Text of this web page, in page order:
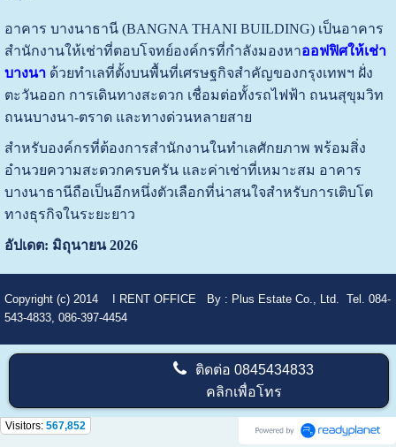
อาคาร บางนาธานี (BANGNA THANI BUILDING) เป็นอาคาร
สำนักงานให้เช่าที่ตอบโจทย์องค์กรที่กำลังมองหาออฟฟิศให้เช่า
บางนา ด้วยทำเลที่ตั้งบนพื้นที่เศรษฐกิจสำคัญของกรุงเทพฯ ฝั่ง
ตะวันออก การเดินทางสะดวก เชื่อมต่อทั้งรถไฟฟ้า ถนนสุขุมวิท
ถนนบางนา-ตราด และทางด่วนหลายสาย
สำหรับองค์กรที่ต้องการสำนักงานในทำเลศักยภาพ พร้อมสิ่ง
อำนวยความสะดวกครบครัน และค่าเช่าที่เหมาะสม อาคาร
บางนาธานีถือเป็นอีกหนึ่งตัวเลือกที่น่าสนใจสำหรับการเติบโต
ทางธุรกิจในระยะยาว
อัปเดต: มิถุนายน 2026
Copyright (c) 2014 I RENT OFFICE By : Plus Estate Co., Ltd. Tel. 084-
543-4833, 086-397-4454
ติดต่อ0845434833
คลิกเพื่อโทร
Visitors: 567,852